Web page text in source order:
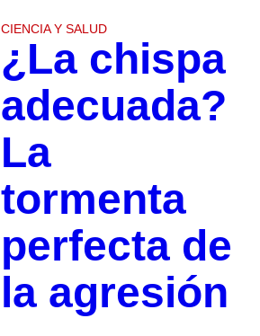
CIENCIA Y SALUD
¿La chispa
adecuada?
La
tormenta
perfecta de
la agresión